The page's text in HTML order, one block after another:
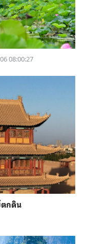
08:00:27
ตกดิน